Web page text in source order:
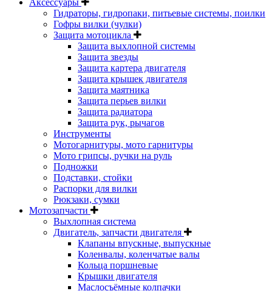
Гидраторы, гидропаки, питьевые системы, поилки
Гофры вилки (чулки)
Защита мотоцикла
Защита выхлопной системы
Защита звезды
Защита картера двигателя
Защита крышек двигателя
Защита маятника
Защита перьев вилки
Защита радиатора
Защита рук, рычагов
Инструменты
Мотогарнитуры, мото гарнитуры
Мото грипсы, ручки на руль
Подножки
Подставки, стойки
Распорки для вилки
Рюкзаки, сумки
Мотозапчасти
Выхлопная система
Двигатель, запчасти двигателя
Клапаны впускные, выпускные
Коленвалы, коленчатые валы
Кольца поршневые
Крышки двигателя
Маслосъёмные колпачки